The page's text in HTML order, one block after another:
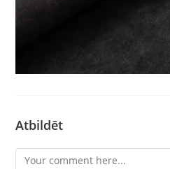
Atbildēt
Comment